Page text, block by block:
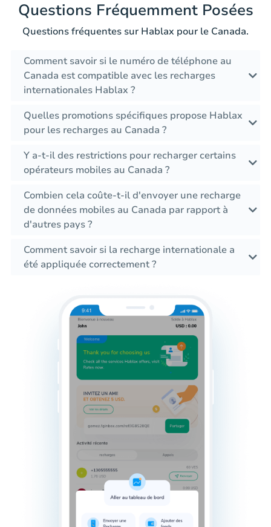
Questions Fréquemment Posées
Questions fréquentes sur Hablax pour le Canada.
Comment savoir si le numéro de téléphone au
Canada est compatible avec les recharges
internationales Hablax ?
Quelles promotions spécifiques propose Hablax
pour les recharges au Canada ?
Y a-t-il des restrictions pour recharger certains
opérateurs mobiles au Canada ?
Combien cela coûte-t-il d'envoyer une recharge
de données mobiles au Canada par rapport à
d'autres pays ?
Comment savoir si la recharge internationale a
été appliquée correctement ?